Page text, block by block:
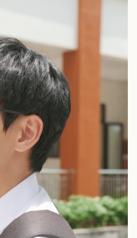
Công nghệ
Sành điệu
Tin Công nghệ
Trải nghiệm
Chuyển đổi số